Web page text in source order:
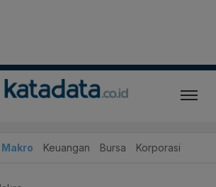
Makro Keuangan Bursa Korporasi